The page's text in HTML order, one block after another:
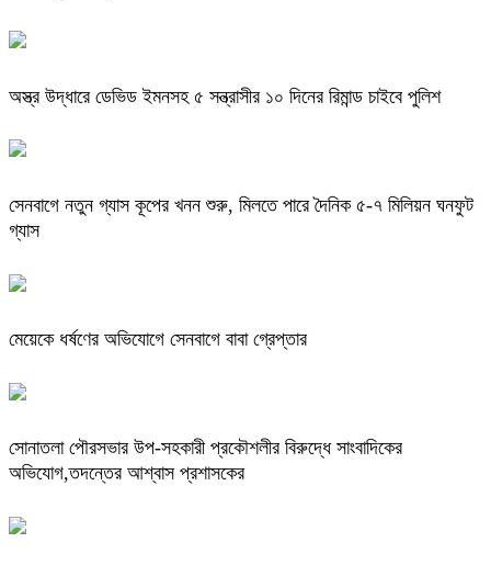
অস্ত্র উদ্ধারে ডেভিড ইমনসহ ৫ সন্ত্রাসীর ১০ দিনের রিমান্ড চাইবে পুলিশ
সেনবাগে নতুন গ্যাস কূপের খনন শুরু, মিলতে পারে দৈনিক ৫-৭ মিলিয়ন ঘনফুট
গ্যাস
মেয়েকে ধর্ষণের অভিযোগে সেনবাগে বাবা গ্রেপ্তার
সোনাতলা পৌরসভার উপ-সহকারী প্রকৌশলীর বিরুদ্ধে সাংবাদিকের
অভিযোগ,তদন্তের আশ্বাস প্রশাসকের